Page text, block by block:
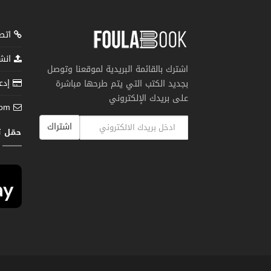
اشترك بالقائمة البريدية لموقعنا وتوصل
بجديد الكتب التي يتم طرحها مباشرة
على بريدك الإلكتروني
اشتراك
حمّل